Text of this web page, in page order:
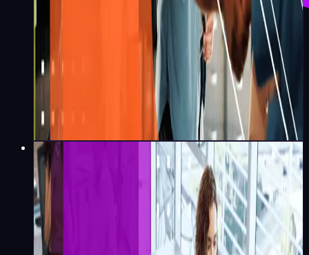
Redação Koru
Liderança e Gestão
Qual a diferença entre
Knowledge-Based Learning
(aprendizado baseado em
conhecimento) vs Skill-Based